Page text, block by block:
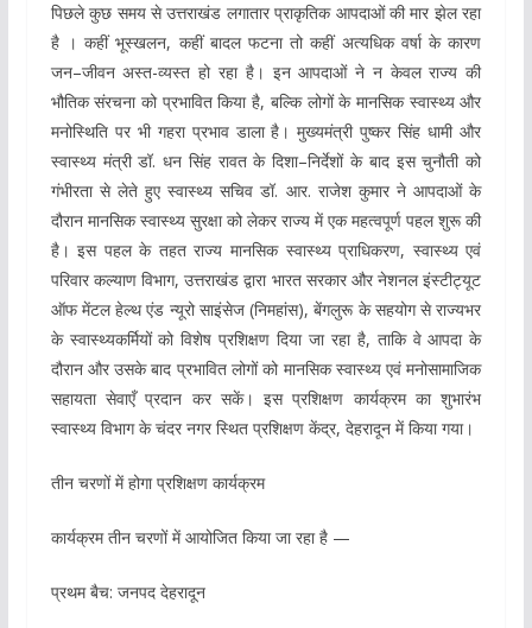
पिछले कुछ समय से उत्तराखंड लगातार प्राकृतिक आपदाओं की मार झेल रहा
है । कहीं भूस्खलन, कहीं बादल फटना तो कहीं अत्यधिक वर्षा के कारण
जन–जीवन अस्त-व्यस्त हो रहा है। इन आपदाओं ने न केवल राज्य की
भौतिक संरचना को प्रभावित किया है, बल्कि लोगों के मानसिक स्वास्थ्य और
मनोस्थिति पर भी गहरा प्रभाव डाला है। मुख्यमंत्री पुष्कर सिंह धामी और
स्वास्थ्य मंत्री डॉ. धन सिंह रावत के दिशा–निर्देशों के बाद इस चुनौती को
गंभीरता से लेते हुए स्वास्थ्य सचिव डॉ. आर. राजेश कुमार ने आपदाओं के
दौरान मानसिक स्वास्थ्य सुरक्षा को लेकर राज्य में एक महत्वपूर्ण पहल शुरू की
है। इस पहल के तहत राज्य मानसिक स्वास्थ्य प्राधिकरण, स्वास्थ्य एवं
परिवार कल्याण विभाग, उत्तराखंड द्वारा भारत सरकार और नेशनल इंस्टीट्यूट
ऑफ मेंटल हेल्थ एंड न्यूरो साइंसेज (निमहांस), बेंगलुरू के सहयोग से राज्यभर
के स्वास्थ्यकर्मियों को विशेष प्रशिक्षण दिया जा रहा है, ताकि वे आपदा के
दौरान और उसके बाद प्रभावित लोगों को मानसिक स्वास्थ्य एवं मनोसामाजिक
सहायता सेवाएँ प्रदान कर सकें। इस प्रशिक्षण कार्यक्रम का शुभारंभ
स्वास्थ्य विभाग के चंदर नगर स्थित प्रशिक्षण केंद्र, देहरादून में किया गया।
तीन चरणों में होगा प्रशिक्षण कार्यक्रम
कार्यक्रम तीन चरणों में आयोजित किया जा रहा है —
प्रथम बैच: जनपद देहरादून